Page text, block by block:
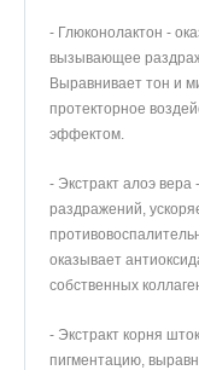
- Глюконолактон -
вызывающее
Выравнивает тон и
протекторное
эффектом.
- Экстракт алоэ вера
раздражений,
оказывает
собственных
- Экстракт корня
пигментацию,